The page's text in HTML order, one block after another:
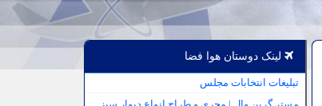
لینک دوستان هوا فضا
تبلیغات انتخابات مجلس